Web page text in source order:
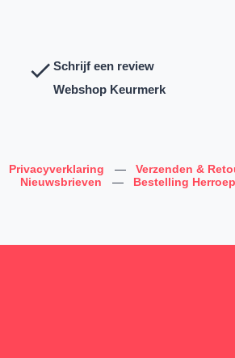
Schrijf een review
Webshop Keurmerk
Privacyverklaring — Verzenden &
Nieuwsbrieven
— Bestelling